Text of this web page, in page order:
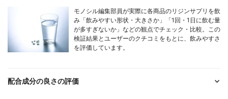
モノシル編集部員が実際に各商品のリジンサプリを飲
み「飲みやすい形状・大きさか」「1回・1日に飲む量
が多すぎないか」などの観点でチェック・比較。この
検証結果とユーザーのクチコミをもとに、飲みやすさ
を評価しています。
配合成分の良さの評価